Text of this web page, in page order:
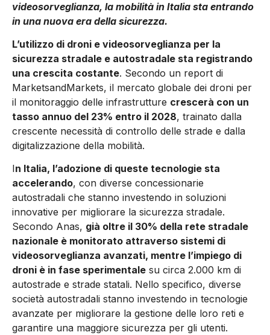
videosorveglianza, la mobilità in Italia sta entrando
in una nuova era della sicurezza.
L’utilizzo di droni e videosorveglianza per la
sicurezza stradale e autostradale sta registrando
una crescita costante. Secondo un report di
MarketsandMarkets, il mercato globale dei droni per
il monitoraggio delle infrastrutture crescerà con un
tasso annuo del 23% entro il 2028, trainato dalla
crescente necessità di controllo delle strade e dalla
digitalizzazione della mobilità.
In Italia, l’adozione di queste tecnologie sta
accelerando, con diverse concessionarie
autostradali che stanno investendo in soluzioni
innovative per migliorare la sicurezza stradale.
Secondo Anas, già oltre il 30% della rete stradale
nazionale è monitorato attraverso sistemi di
videosorveglianza avanzati, mentre l’impiego di
droni è in fase sperimentale su circa 2.000 km di
autostrade e strade statali. Nello specifico, diverse
società autostradali stanno investendo in tecnologie
avanzate per migliorare la gestione delle loro reti e
garantire una maggiore sicurezza per gli utenti.